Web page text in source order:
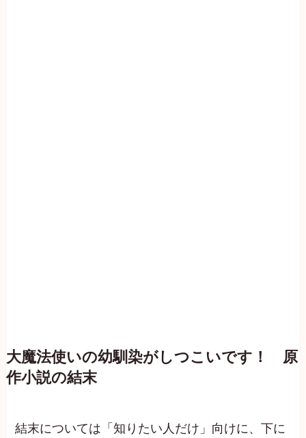
大魔法使いの幼馴染がしつこいです！ 原
作小説の結末
結末については「知りたい人だけ」向けに、下に